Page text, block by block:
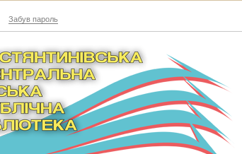
Забув пароль